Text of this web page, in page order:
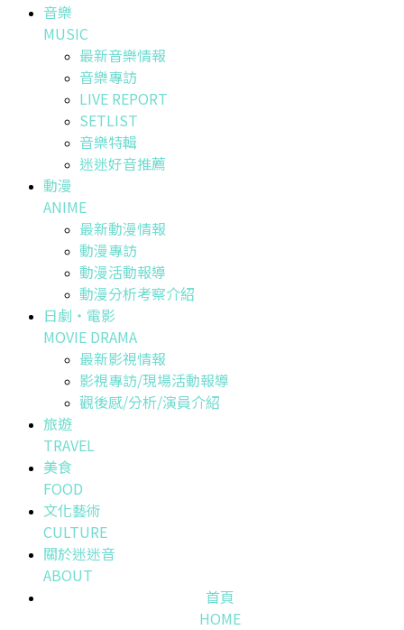
音樂
MUSIC
最新音樂情報
音樂專訪
LIVE REPORT
SETLIST
音樂特輯
迷迷好音推薦
動漫
ANIME
最新動漫情報
動漫專訪
動漫活動報導
動漫分析考察介紹
日劇・電影
MOVIE DRAMA
最新影視情報
影視專訪/現場活動報導
觀後感/分析/演員介紹
旅遊
TRAVEL
美食
FOOD
文化藝術
CULTURE
關於迷迷音
ABOUT
首頁
HOME